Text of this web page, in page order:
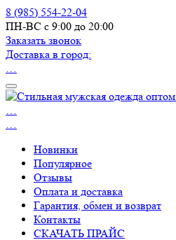
8 (985) 554-22-04
ПН-ВС с 9:00 до 20:00
Заказать звонок
Доставка в город:
…
…
…
Новинки
Популярное
Отзывы
Оплата и доставка
Гарантия, обмен и возврат
Контакты
СКАЧАТЬ ПРАЙС